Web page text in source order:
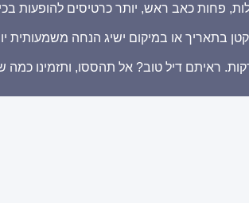
פחות כאב ראש, יותר כרטיסים להופעות
בתאריך או במיקום ישיג הנחה משמעותית
ראיתם דיל טוב? אל תהססו, ותזמינו כמה